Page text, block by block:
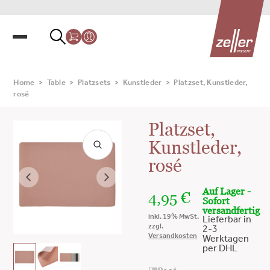
Home > Table > Platzsets > Kunstleder >
Platzset, Kunstleder,
rosé
Platzset,
Kunstleder,
rosé
4,95€
inkl. 19% MwSt.
zzgl.
Versandkosten
Auf Lager -
Sofort
versandfertig
Lieferbar in
2-3
Werktagen
per DHL